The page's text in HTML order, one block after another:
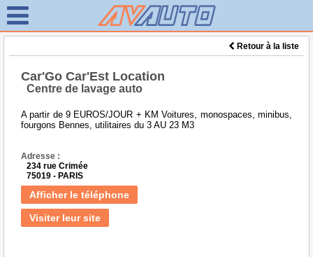
Retour à la liste
Car'Go Car'Est Location
Centre de lavage auto
A partir de 9 EUROS/JOUR + KM Voitures, monospaces, minibus,
fourgons Bennes, utilitaires du 3 AU 23 M3
Adresse :
234 rue Crimée
75019 - PARIS
Afficher le téléphone
Visiter leur site